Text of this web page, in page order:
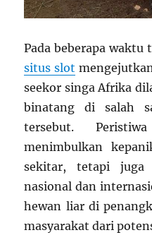
Pada beberapa waktu
situs slot
seekor singa Afrika
binatang di salah
tersebut.
menimbulkan
sekitar, tetapi juga
nasional dan
hewan liar di
masyarakat dari